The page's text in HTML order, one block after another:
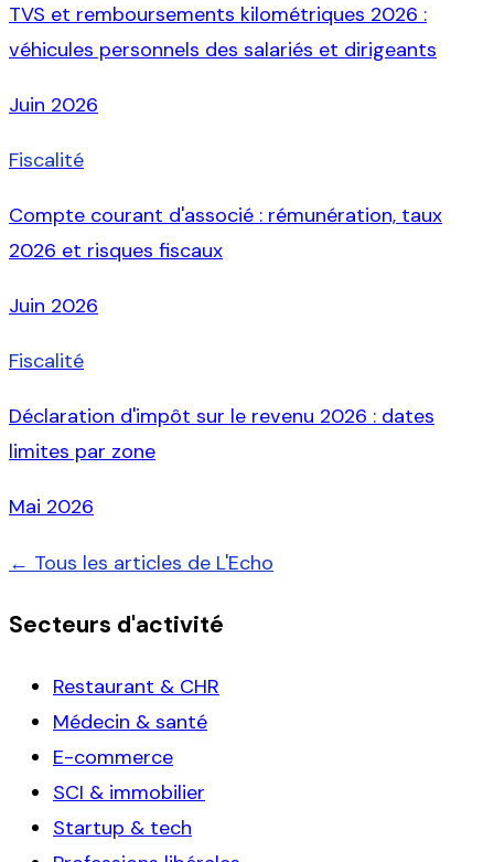
TVS et remboursements kilométriques 2026 :
véhicules personnels des salariés et dirigeants
Juin 2026
Fiscalité
Compte courant d'associé : rémunération, taux
2026 et risques fiscaux
Juin 2026
Fiscalité
Déclaration d'impôt sur le revenu 2026 : dates
limites par zone
Mai 2026
← Tous les articles de L'Echo
Secteurs d'activité
Restaurant & CHR
Médecin & santé
E-commerce
SCI & immobilier
Startup & tech